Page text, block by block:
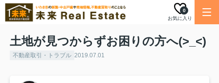
お気に入り
0
土地が見つからずお困りの方へ(>_<)
不動産取引・トラブル 2019.07.01